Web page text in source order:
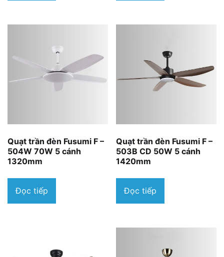
Quạt trần đèn Fusumi F –
504W 70W 5 cánh
1320mm
Đọc tiếp
Quạt trần đèn Fusumi F –
503B CD 50W 5 cánh
1420mm
Đọc tiếp